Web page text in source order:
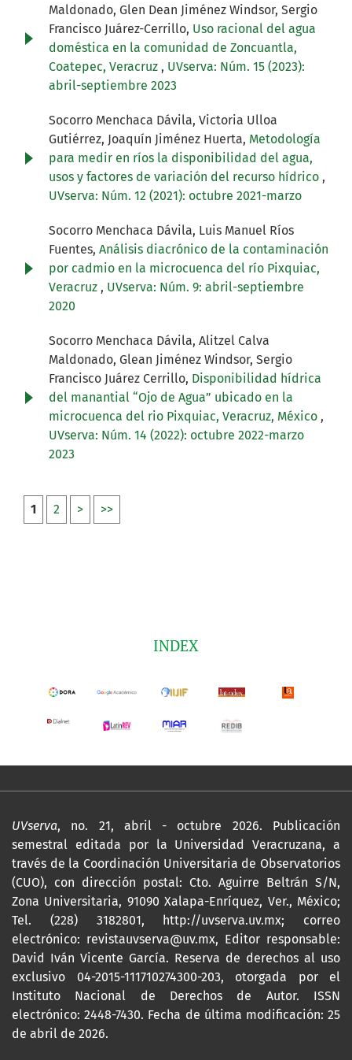
Maldonado, Glen Dean Jiménez Windsor, Sergio
Francisco Juárez-Cerrillo, Uso racional del agua
doméstica en la comunidad de Zoncuantla,
Coatepec, Veracruz , UVserva: Núm. 15 (2023):
abril-septiembre 2023
Socorro Menchaca Dávila, Victoria Ulloa
Gutiérrez, Joaquín Jiménez Huerta, Metodología
para medir en ríos la disponibilidad del agua,
usos y factores de variación del recurso hídrico ,
UVserva: Núm. 12 (2021): octubre 2021-marzo
Socorro Menchaca Dávila, Luis Manuel Ríos
Fuentes, Análisis diacrónico de la contaminación
por cadmio en la microcuenca del río Pixquiac,
Veracruz , UVserva: Núm. 9: abril-septiembre
2020
Socorro Menchaca Dávila, Alitzel Calva
Maldonado, Glean Jiménez Windsor, Sergio
Francisco Juárez Cerrillo, Disponibilidad hídrica
del manantial “Ojo de Agua” ubicado en la
microcuenca del rio Pixquiac, Veracruz, México ,
UVserva: Núm. 14 (2022): octubre 2022-marzo
2023
1 2 > >>
INDEX
UVserva, no. 21, abril - octubre 2026. Publicación
semestral editada por la Universidad Veracruzana, a
través de la Coordinación Universitaria de Observatorios
(CUO), con dirección postal: Cto. Aguirre Beltrán S/N,
Zona Universitaria, 91090 Xalapa-Enríquez, Ver., México;
Tel. (228) 3182801,
http://uvserva.uv.mx; correo
electrónico: revistauvserva@uv.mx, Editor responsable:
David Iván Vicente García. Reserva de derechos al uso
exclusivo 04-2015-111710274300-203, otorgada por el
Instituto Nacional de Derechos de Autor. ISSN
electrónico: 2448-7430. Fecha de última modificación: 25
de abril de 2026.